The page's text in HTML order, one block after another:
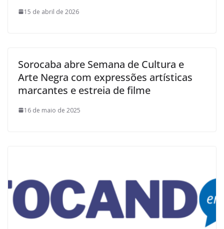
15 de abril de 2026
Sorocaba abre Semana de Cultura e
Arte Negra com expressões artísticas
marcantes e estreia de filme
16 de maio de 2025